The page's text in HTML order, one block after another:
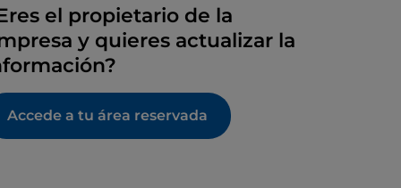
el propietario de la
y quieres actualizar la
Accede a tu área reservada